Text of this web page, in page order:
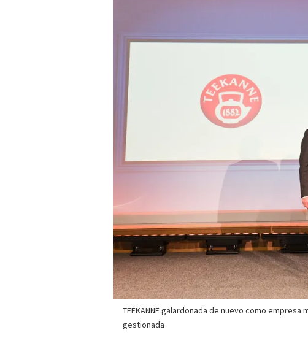
TEEKANNE galardonada de nuevo como empresa
gestionada